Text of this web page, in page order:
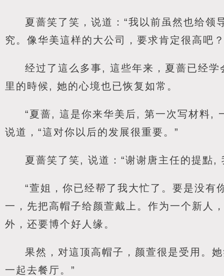
夏蔷笑了笑，说道：“我以前虽然也给
究。像华美這样的大公司，要求肯定很高吧
经过了這么多事, 這些年来，夏蔷已经
里的時候, 她的心境也已恢复如常。
“夏蔷, 這是你来华美后, 第一次写材料,
说道，“這对你以后的发展很重要。”
夏蔷笑了笑, 说道：“谢谢唐主任的提點,
“萱姐，你已经帮了我大忙了。要是没有
一，先把高帽子给颜萱戴上。作为一个新人
外，还要博个好人缘。
果然，对這顶高帽子，颜萱很是受用。
一起去餐厅。”